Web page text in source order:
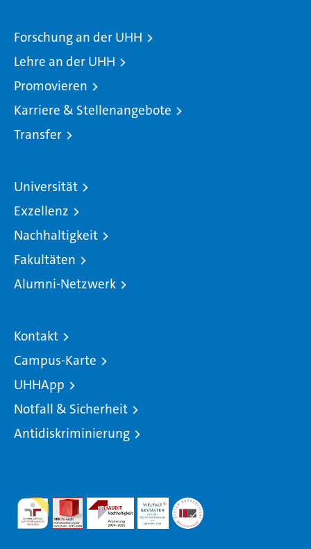
Forschung an der UHH
Lehre an der UHH
Promovieren
Karriere & Stellenangebote
Transfer
Universität
Exzellenz
Nachhaltigkeit
Fakultäten
Alumni-Netzwerk
Kontakt
Campus-Karte
UHHApp
Notfall & Sicherheit
Antidiskriminierung